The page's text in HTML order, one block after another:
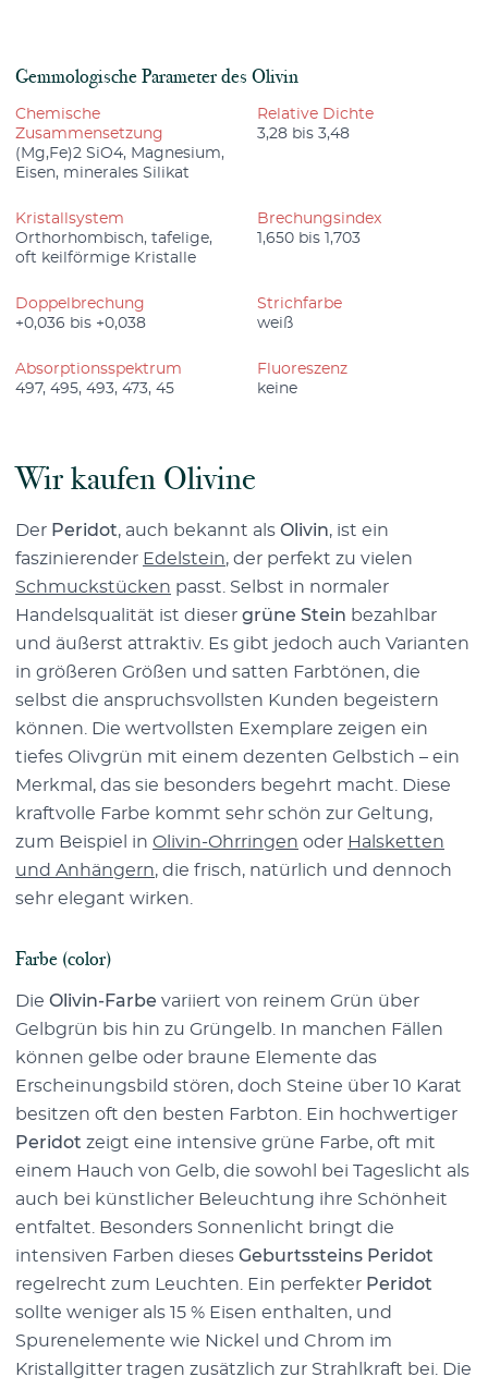
Gemmologische Parameter des Olivin
Chemische
Zusammensetzung
(Mg,Fe)2 SiO4, Magnesium,
Eisen, minerales Silikat
Relative Dichte
3,28 bis 3,48
Kristallsystem
Orthorhombisch, tafelige,
oft keilförmige Kristalle
Brechungsindex
1,650 bis 1,703
Doppelbrechung
+0,036 bis +0,038
Strichfarbe
weiß
Absorptionsspektrum
497, 495, 493, 473, 45
Fluoreszenz
keine
Wir kaufen Olivine
Der Peridot, auch bekannt als Olivin, ist ein
faszinierender Edelstein, der perfekt zu vielen
Schmuckstücken passt. Selbst in normaler
Handelsqualität ist dieser grüne Stein bezahlbar
und äußerst attraktiv. Es gibt jedoch auch Varianten
in größeren Größen und satten Farbtönen, die
selbst die anspruchsvollsten Kunden begeistern
können. Die wertvollsten Exemplare zeigen ein
tiefes Olivgrün mit einem dezenten Gelbstich – ein
Merkmal, das sie besonders begehrt macht. Diese
kraftvolle Farbe kommt sehr schön zur Geltung,
zum Beispiel in Olivin-Ohrringen oder Halsketten
und Anhängern, die frisch, natürlich und dennoch
sehr elegant wirken.
Farbe (color)
Die Olivin-Farbe variiert von reinem Grün über
Gelbgrün bis hin zu Grüngelb. In manchen Fällen
können gelbe oder braune Elemente das
Erscheinungsbild stören, doch Steine über 10 Karat
besitzen oft den besten Farbton. Ein hochwertiger
Peridot zeigt eine intensive grüne Farbe, oft mit
einem Hauch von Gelb, die sowohl bei Tageslicht als
auch bei künstlicher Beleuchtung ihre Schönheit
entfaltet. Besonders Sonnenlicht bringt die
intensiven Farben dieses Geburtssteins Peridot
regelrecht zum Leuchten. Ein perfekter Peridot
sollte weniger als 15 % Eisen enthalten, und
Spurenelemente wie Nickel und Chrom im
Kristallgitter tragen zusätzlich zur Strahlkraft bei. Die